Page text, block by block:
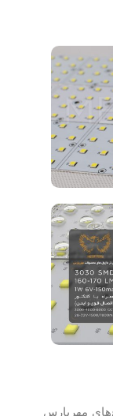
مهرپارس